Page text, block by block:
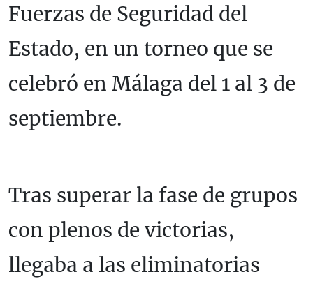
Fuerzas de Seguridad del
Estado, en un torneo que se
celebró en Málaga del 1 al 3 de
septiembre.
Tras superar la fase de grupos
con plenos de victorias,
llegaba a las eliminatorias